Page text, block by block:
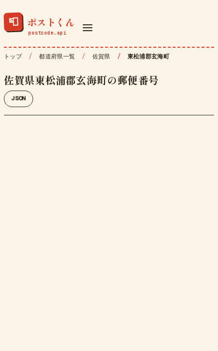
📮 ポストくん
トップ 都道府県一覧 佐賀県 東松浦郡玄海町
佐賀県東松浦郡玄海町の郵便番号
JSON